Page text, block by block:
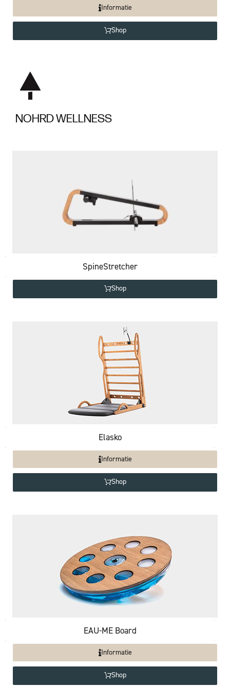
Informatie
Shop
NOHRD WELLNESS
SpineStretcher
Shop
Elasko
Informatie
Shop
EAU-ME Board
Informatie
Shop